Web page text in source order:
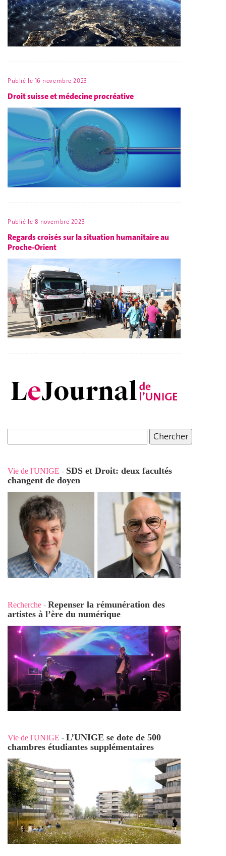
Publié le 16 novembre 2023
Droit suisse et médecine procréative
Publié le 8 novembre 2023
Regards croisés sur la situation humanitaire au
Proche-Orient
Vie de l'UNIGE - SDS et Droit: deux facultés
changent de doyen
Recherche - Repenser la rémunération des
artistes à l’ère du numérique
Vie de l'UNIGE - L’UNIGE se dote de 500
chambres étudiantes supplémentaires